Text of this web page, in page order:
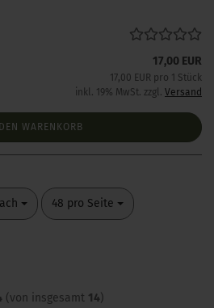
17,00 EUR
17,00 EUR pro 1 Stück
inkl. 19% MwSt. zzgl. Versand
WARENKORB
48 pro Seite
pro Seite
(von insgesamt 14)